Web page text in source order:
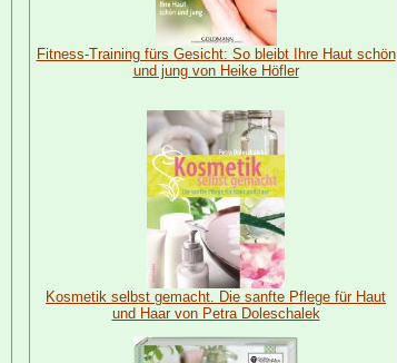
Fitness-Training fürs Gesicht: So bleibt Ihre Haut schön
und jung von Heike Höfler
Kosmetik selbst gemacht. Die sanfte Pflege für Haut
und Haar von Petra Doleschalek